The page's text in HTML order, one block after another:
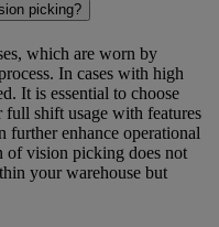
picking?
which are worn by
In cases with high
It is essential to choose
full shift usage with features
further enhance operational
of vision picking does not
your warehouse but